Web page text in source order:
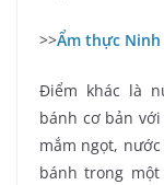
>>Ẩm thực Ninh
Điểm khác là
bánh cơ bản
mắm ngọt,
bánh trong